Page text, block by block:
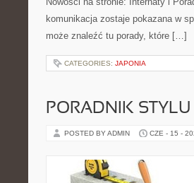
komunikacja zostaje pokazana w
może znaleźć tu porady, które […]
CATEGORIES: JAPONIA
PORADNIK STYLU
POSTED BY ADMIN CZE - 15 -